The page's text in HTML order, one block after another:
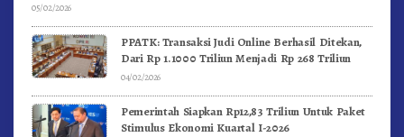
05/02/2026
PPATK: Transaksi Judi Online Berhasil Ditekan,
Dari Rp 1.1000 Triliun Menjadi Rp 268 Triliun
04/02/2026
Pemerintah Siapkan Rp12,83 Triliun Untuk Paket
Stimulus Ekonomi Kuartal I-2026